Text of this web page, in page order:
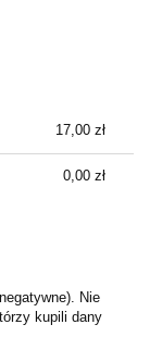
17,00 zł
0,00 zł
Nie
kupili dany